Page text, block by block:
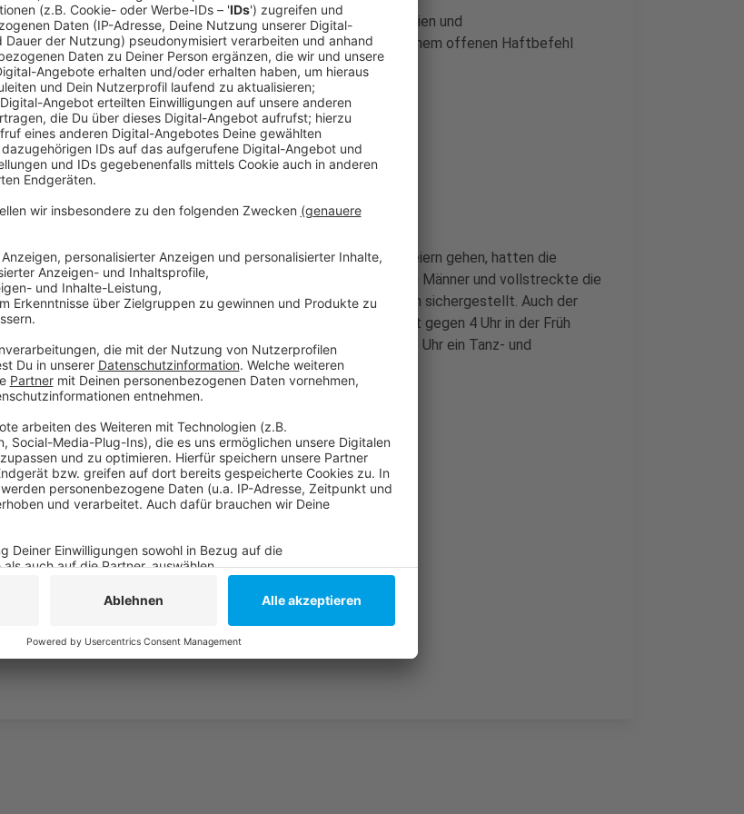
In den Abend- und Nachtstunden kam es wiederholt zu Schlägereien und
Körperverletzungsdelikten. Drei Altstadt-Besucher wurden mit einem offenen Haftbefehl
angetroffen.
Anzeige
offene Haftbefehle wurden vollstreckt
Die drei gesuchten Kriminellen wollten offenbar in der Altstadt feiern gehen, hatten die
Rechnung aber ohne die Polizei gemacht. Sie kontrollierte die drei Männer und vollstreckte die
offenen Haftbefehle. In fünf Fällen wurden bei Kontrollen Waffen sichergestellt. Auch der
Einsatz von Böllern und Bengalos bereitete der Polizei Arbeit. Erst gegen 4 Uhr in der Früh
entspannte sich die Situation. Aufgrund von Allerheiligen galt ab 5 Uhr ein Tanz- und
Musikverbot.
Anzeige
Weitere Infos und Links zum Thema:
Anzeige
So berichtet die Polizei
Übersicht über Blaulichtmeldungen in Düsseldorf
Anzeige